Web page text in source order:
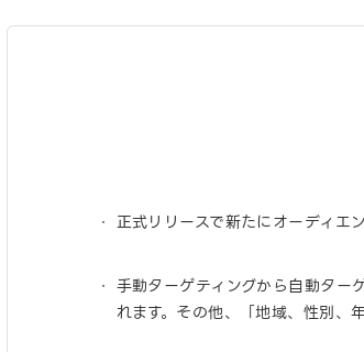
正式リリースで新たにオーディエ
手動ターゲティングから自動ター
れます。その他、「地域、性別、